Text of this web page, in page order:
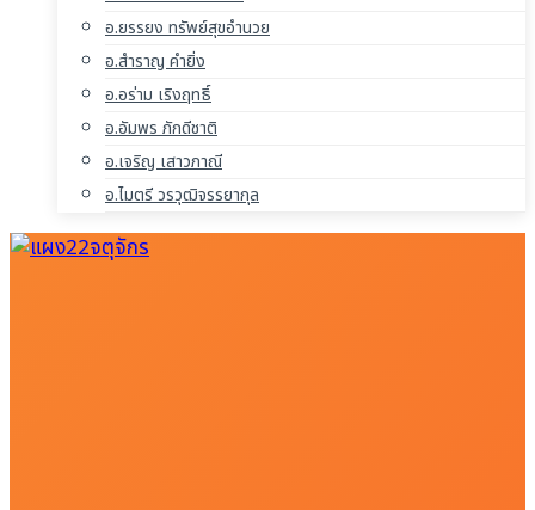
อ.ยรรยง ทรัพย์สุขอำนวย
อ.สำราญ คำยิ่ง
อ.อร่าม เริงฤทธิ์
อ.อัมพร ภักดีชาติ
อ.เจริญ เสาวภาณี
อ.ไมตรี วรวุฒิจรรยากุล